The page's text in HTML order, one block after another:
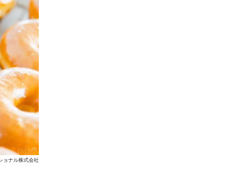
ョナル株式会社